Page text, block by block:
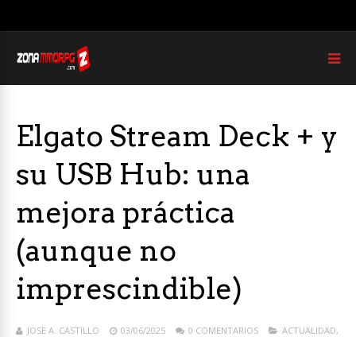
Elgato Stream Deck + y
su USB Hub: una
mejora práctica
(aunque no
imprescindible)
JOSE A. CASTILLO 03/06/2025 0 COMENTARIOS ACTUALIDAD,